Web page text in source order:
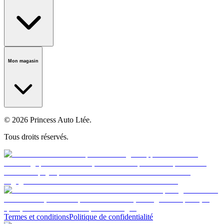
Notre histoire
Mon magasin
© 2026 Princess Auto Ltée.
Tous droits réservés.
Termes et conditionsPolitique de confidentialité